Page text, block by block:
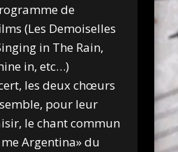
de
(Les Demoiselles
in The Rain,
in, etc…)
les deux chœurs
pour leur
le chant commun
me Argentina» du